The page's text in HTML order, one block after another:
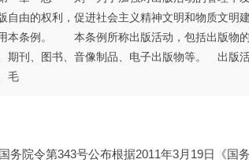
自由的权利，促进社会主义精神文明和物质文
本条例。 本条例所称出版活动，包括出版物
刊、图书、音像制品、电子出版物等。 出版活
毛
务院令第343号公布根据2011年3月19日《国